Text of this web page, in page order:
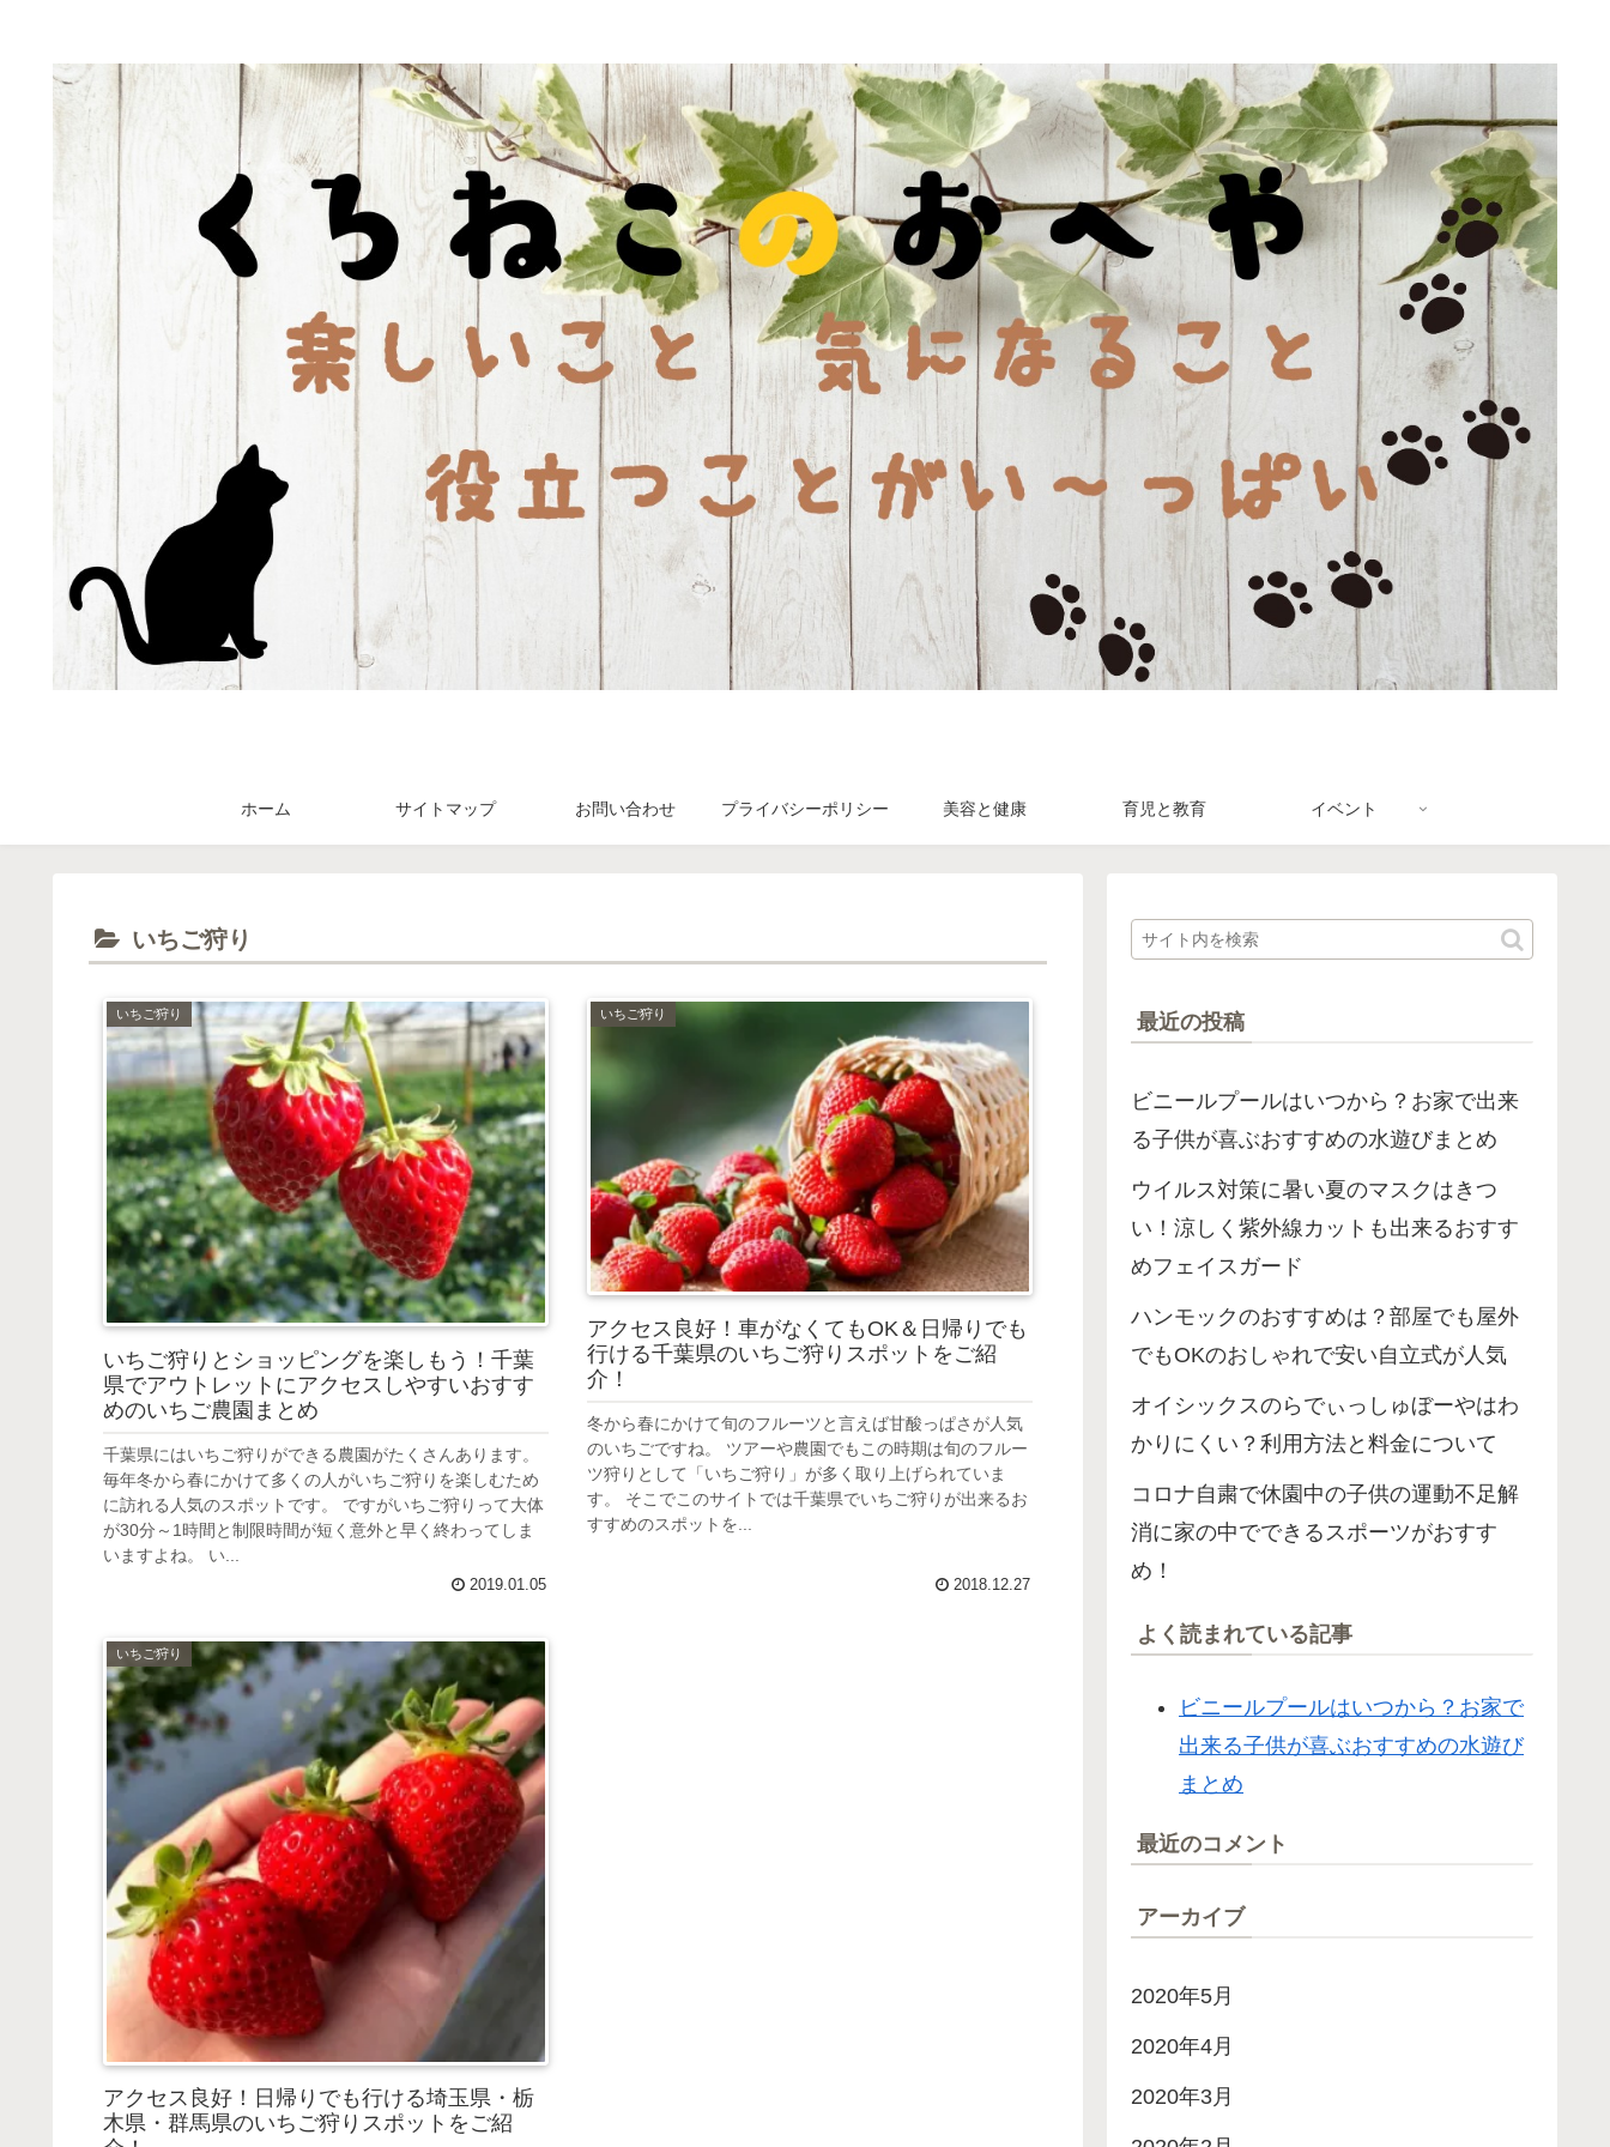
ホーム サイトマップ お問い合わせ プライバシーポリシー 美容と健康 育児と教育 イベント
いちご狩り
いちご狩り
いちご狩りとショッピングを楽しもう！千葉
県でアウトレットにアクセスしやすいおすす
めのいちご農園まとめ
千葉県にはいちご狩りができる農園がたくさんあります。
毎年冬から春にかけて多くの人がいちご狩りを楽しむため
に訪れる人気のスポットです。 ですがいちご狩りって大体
が30分～1時間と制限時間が短く意外と早く終わってしま
いますよね。 い...
2019.01.05
いちご狩り
アクセス良好！車がなくてもOK＆日帰りでも
行ける千葉県のいちご狩りスポットをご紹
介！
冬から春にかけて旬のフルーツと言えば甘酸っぱさが人気
のいちごですね。 ツアーや農園でもこの時期は旬のフルー
ツ狩りとして「いちご狩り」が多く取り上げられていま
す。 そこでこのサイトでは千葉県でいちご狩りが出来るお
すすめのスポットを...
2018.12.27
いちご狩り
アクセス良好！日帰りでも行ける埼玉県・栃
木県・群馬県のいちご狩りスポットをご紹
最近の投稿
ビニールプールはいつから？お家で出来
る子供が喜ぶおすすめの水遊びまとめ
ウイルス対策に暑い夏のマスクはきつ
い！涼しく紫外線カットも出来るおすす
めフェイスガード
ハンモックのおすすめは？部屋でも屋外
でもOKのおしゃれで安い自立式が人気
オイシックスのらでぃっしゅぼーやはわ
かりにくい？利用方法と料金について
コロナ自粛で休園中の子供の運動不足解
消に家の中でできるスポーツがおすす
め！
よく読まれている記事
ビニールプールはいつから？お家で
出来る子供が喜ぶおすすめの水遊び
まとめ
最近のコメント
アーカイブ
2020年5月
2020年4月
2020年3月